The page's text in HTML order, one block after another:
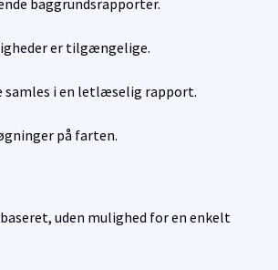
baggrundsrapporter.
er tilgængelige.
samles i en letlæselig rapport.
på farten.
uden mulighed for en enkelt